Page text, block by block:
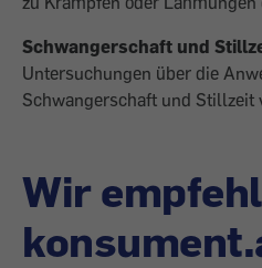
Schwangerschaft und
Untersuchungen über die
Schwangerschaft und Stillzeit
Wir